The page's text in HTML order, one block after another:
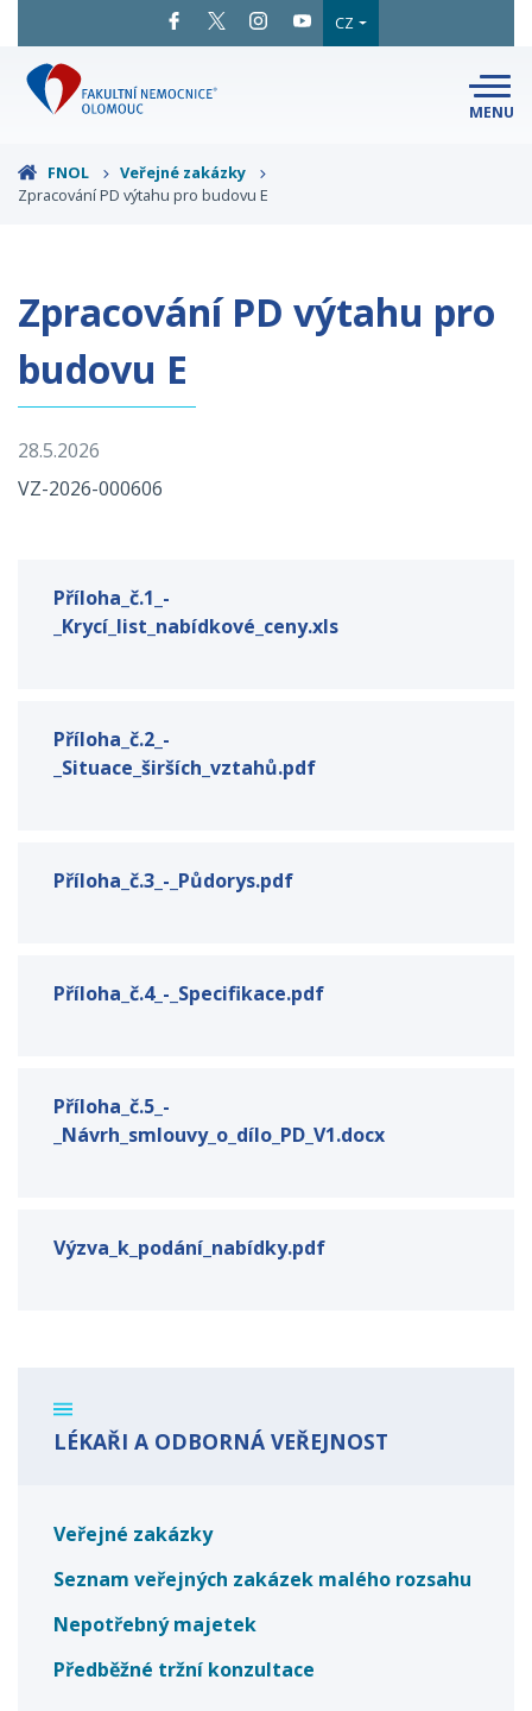
CZ
MENU
PACIENTIA NÁVŠTĚVY KLINIKY
KONTAKTNÍINFORMACE
FNOL
Veřejné zakázky
Zpracování PD výtahu pro budovu E
Zpracování PD výtahu pro
budovu E
28.5.2026
VZ-2026-000606
Příloha_č.1_-
_Krycí_list_nabídkové_ceny.xls
Příloha_č.2_-
_Situace_širších_vztahů.pdf
Příloha_č.3_-_Půdorys.pdf
Příloha_č.4_-_Specifikace.pdf
Příloha_č.5_-
_Návrh_smlouvy_o_dílo_PD_V1.docx
Výzva_k_podání_nabídky.pdf
LÉKAŘI A ODBORNÁ VEŘEJNOST
Veřejné zakázky
Seznam veřejných zakázek malého rozsahu
Nepotřebný majetek
Předběžné tržní konzultace